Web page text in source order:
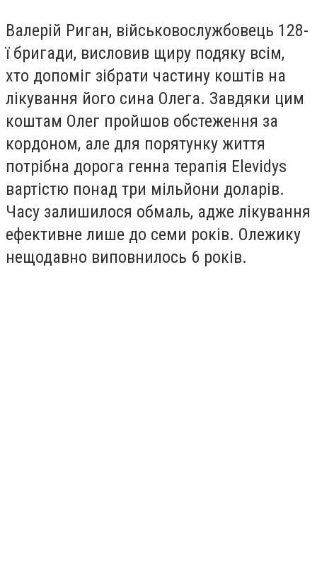
Валерій Риган, військовослужбовець 128-
ї бригади, висловив щиру подяку всім,
хто допоміг зібрати частину коштів на
лікування його сина Олега. Завдяки цим
коштам Олег пройшов обстеження за
кордоном, але для порятунку життя
потрібна дорога генна терапія Elevidys
вартістю понад три мільйони доларів.
Часу залишилося обмаль, адже лікування
ефективне лише до семи років. Олежику
нещодавно виповнилось 6 років.